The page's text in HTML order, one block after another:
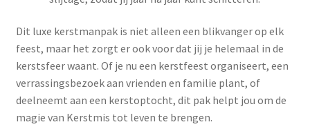
Dit luxe kerstmanpak is niet alleen een blikvanger op elk
feest, maar het zorgt er ook voor dat jij je helemaal in de
kerstsfeer waant. Of je nu een kerstfeest organiseert, een
verrassingsbezoek aan vrienden en familie plant, of
deelneemt aan een kerstoptocht, dit pak helpt jou om de
magie van Kerstmis tot leven te brengen.